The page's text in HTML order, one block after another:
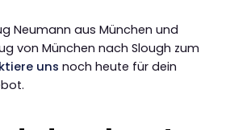
Neumann aus München und
von München nach Slough zum
uns noch heute für dein